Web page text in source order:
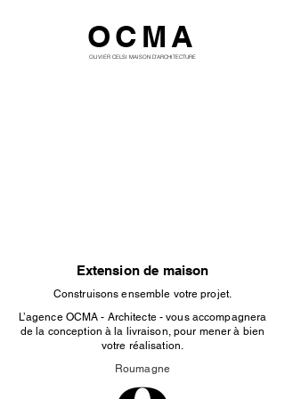
OCMA
OLIVIER CELSI MAISON D'ARCHITECTURE
Extension de maison
Construisons ensemble votre projet.
L’agence OCMA - Architecte - vous accompagnera
de la conception à la livraison, pour mener à bien
votre réalisation.
Roumagne